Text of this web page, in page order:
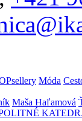
Móda
Maša Haľamová